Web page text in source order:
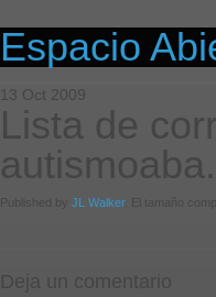
Espacio
13 Oct 2009
Lista de
Published by JL Walker. El tamaño